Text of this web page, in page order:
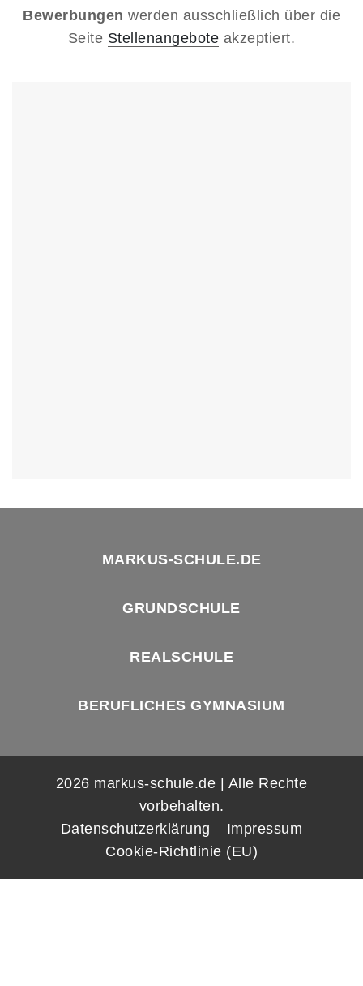
Bewerbungen werden ausschließlich über die
Seite Stellenangebote akzeptiert.
MARKUS-SCHULE.DE
GRUNDSCHULE
REALSCHULE
BERUFLICHES GYMNASIUM
2026 markus-schule.de | Alle Rechte
vorbehalten.
Datenschutzerklärung
Impressum
Cookie-Richtlinie (EU)